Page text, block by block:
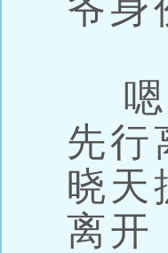
爷身
嗯
先行
晓天
离开